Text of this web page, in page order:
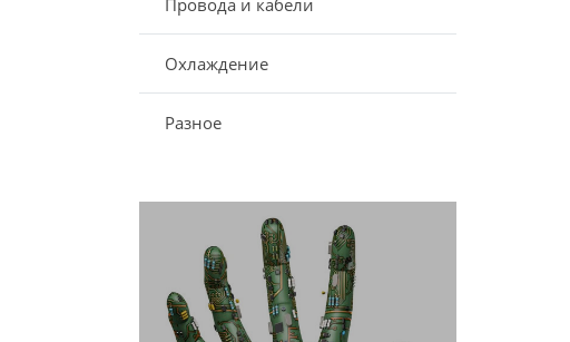
Охлаждение
Разное